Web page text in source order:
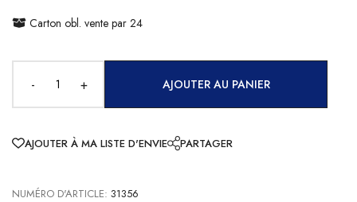
Carton obl. vente par 24
- + AJOUTER AU PANIER
AJOUTER À MA LISTE D'ENVIE PARTAGER
NUMÉRO D'ARTICLE: 31356